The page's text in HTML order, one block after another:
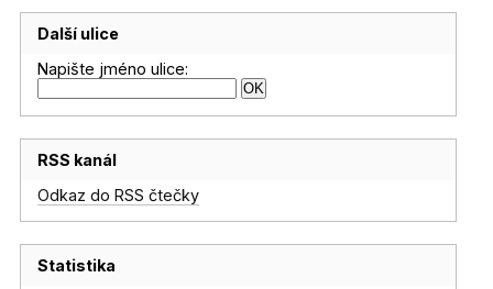
Další ulice
Napište jméno ulice:
RSS kanál
Odkaz do RSS čtečky
Statistika